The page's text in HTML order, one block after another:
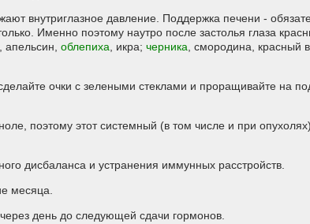
внутриглазное давление. Поддержка печени -
Именно поэтому наутро после застолья глаза
апельсин, облепиха , икра; черника , смородина, красный
очки с зелеными стеклами и проращивайте на
поэтому этот системный (в том числе и при
дисбаланса и устранения иммунных расстройств.
месяца.
день до следующей сдачи гормонов.